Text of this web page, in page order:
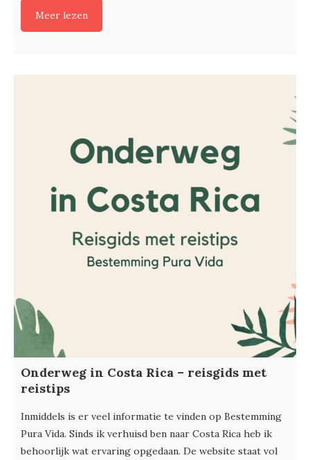
Meer lezen
Onderweg in Costa Rica – reisgids met
reistips
Inmiddels is er veel informatie te vinden op Bestemming
Pura Vida. Sinds ik verhuisd ben naar Costa Rica heb ik
behoorlijk wat ervaring opgedaan. De website staat vol